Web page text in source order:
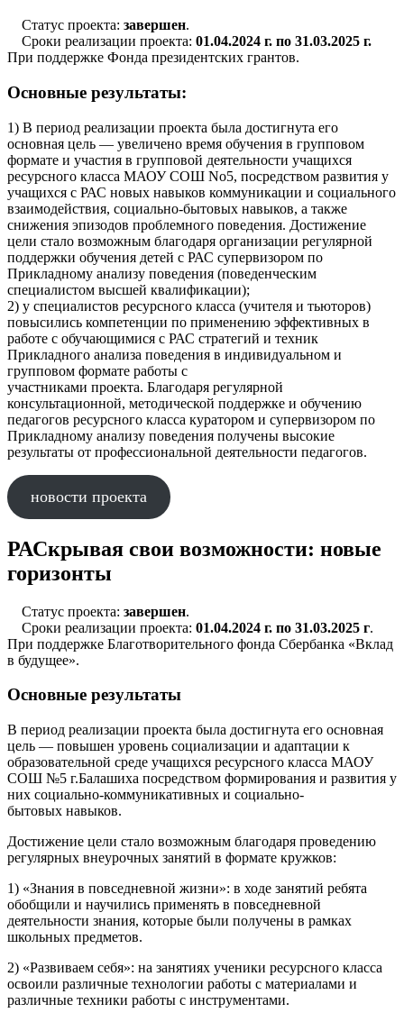
Статус проекта: завершен.
Сроки реализации проекта: 01.04.2024 г. по 31.03.2025 г.
При поддержке Фонда президентских грантов.
Основные результаты:
1) В период реализации проекта была достигнута его
основная цель — увеличено время обучения в групповом
формате и участия в групповой деятельности учащихся
ресурсного класса МАОУ СОШ No5, посредством развития у
учащихся с РАС новых навыков коммуникации и социального
взаимодействия, социально-бытовых навыков, а также
снижения эпизодов проблемного поведения. Достижение
цели стало возможным благодаря организации регулярной
поддержки обучения детей с РАС супервизором по
Прикладному анализу поведения (поведенческим
специалистом высшей квалификации);
2) у специалистов ресурсного класса (учителя и тьюторов)
повысились компетенции по применению эффективных в
работе с обучающимися с РАС стратегий и техник
Прикладного анализа поведения в индивидуальном и
групповом формате работы с
участниками проекта. Благодаря регулярной
консультационной, методической поддержке и обучению
педагогов ресурсного класса куратором и супервизором по
Прикладному анализу поведения получены высокие
результаты от профессиональной деятельности педагогов.
новости проекта
РАСкрывая свои возможности: новые
горизонты
Статус проекта: завершен.
Сроки реализации проекта: 01.04.2024 г. по 31.03.2025 г.
При поддержке Благотворительного фонда Сбербанка «Вклад
в будущее».
Основные результаты
В период реализации проекта была достигнута его основная
цель — повышен уровень социализации и адаптации к
образовательной среде учащихся ресурсного класса МАОУ
СОШ №5 г.Балашиха посредством формирования и развития у
них социально-коммуникативных и социально-
бытовых навыков.
Достижение цели стало возможным благодаря проведению
регулярных внеурочных занятий в формате кружков:
1) «Знания в повседневной жизни»: в ходе занятий ребята
обобщили и научились применять в повседневной
деятельности знания, которые были получены в рамках
школьных предметов.
2) «Развиваем себя»: на занятиях ученики ресурсного класса
освоили различные технологии работы с материалами и
различные техники работы с инструментами.